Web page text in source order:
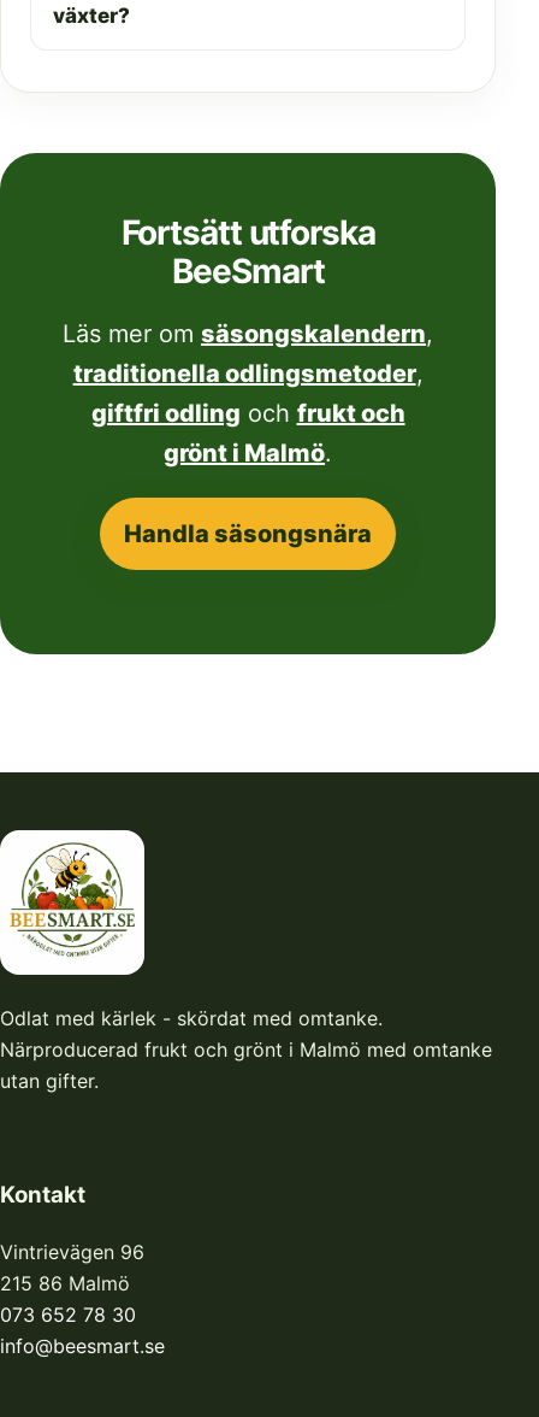
växter?
Fortsätt utforska
BeeSmart
Läs mer omsäsongskalendern,
traditionella odlingsmetoder,
giftfri odling och frukt och
grönt i Malmö.
Handla säsongsnära
Odlat med kärlek - skördat med omtanke.
Närproducerad frukt och grönt i Malmö med omtanke
utan gifter.
Kontakt
Vintrievägen 96
215 86 Malmö
073 652 78 30
info@beesmart.se